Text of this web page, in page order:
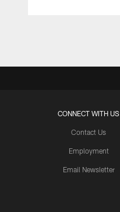
CONNECT WITH US
Contact Us
Employment
Email Newsletter